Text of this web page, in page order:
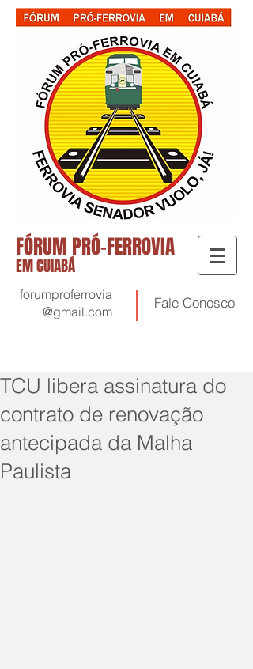
FÓRUM PRÓ-FERROVIA
EM CUIABÁ
forumproferrovia
@gmail.com
Fale Conosco
TCU libera assinatura do
contrato de renovação
antecipada da Malha
Paulista